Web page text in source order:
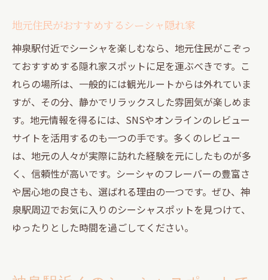
地元住民がおすすめするシーシャ隠れ家
神泉駅付近でシーシャを楽しむなら、地元住民がこぞっ
ておすすめする隠れ家スポットに足を運ぶべきです。こ
れらの場所は、一般的には観光ルートからは外れていま
すが、その分、静かでリラックスした雰囲気が楽しめま
す。地元情報を得るには、SNSやオンラインのレビュー
サイトを活用するのも一つの手です。多くのレビュー
は、地元の人々が実際に訪れた経験を元にしたものが多
く、信頼性が高いです。シーシャのフレーバーの豊富さ
や居心地の良さも、選ばれる理由の一つです。ぜひ、神
泉駅周辺でお気に入りのシーシャスポットを見つけて、
ゆったりとした時間を過ごしてください。